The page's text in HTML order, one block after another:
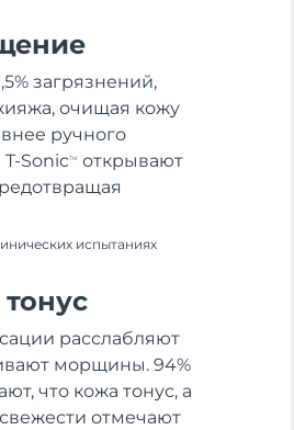
загрязнений,
очищая кожу
ручного
SonicTM
открывают
испытаниях
расслабляют
морщины. 94%
что кожа тонус, а
отмечают